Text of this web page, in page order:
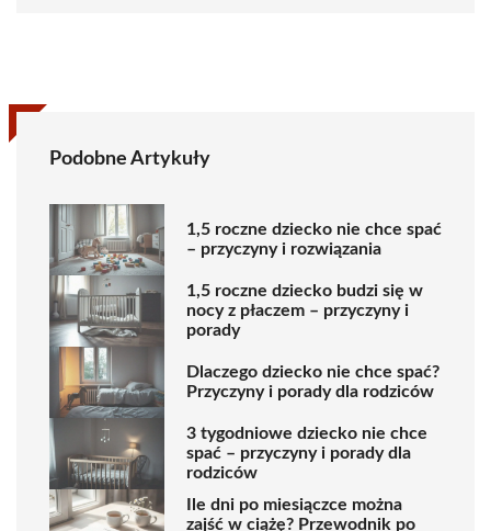
Podobne Artykuły
1,5 roczne dziecko nie chce spać
– przyczyny i rozwiązania
1,5 roczne dziecko budzi się w
nocy z płaczem – przyczyny i
porady
Dlaczego dziecko nie chce spać?
Przyczyny i porady dla rodziców
3 tygodniowe dziecko nie chce
spać – przyczyny i porady dla
rodziców
Ile dni po miesiączce można
zajść w ciążę? Przewodnik po